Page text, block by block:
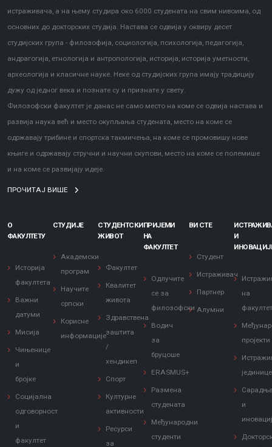
истраживача, а на њему студира око 6000 студената на свим нивоима, од
основних до докторских студија. Настава се одвија у оквиру десет
студијских група - филозофија, социологија, психологија, педагогија,
андрагогија, етнологија и антропологија, историја, историја уметности,
археологија и класичне науке. Неке од студијских група имају традицију
дужу од једног века и познате су и признате у свету.
Филозофски факултет је данас не само место на коме се одвија настава и
развија наука већ и место окупљања студената, место на коме се
одржавају трибине и спортска такмичења, на коме се промовишу нове
књиге и одржавају стручни и научни скупови, место на коме се полемише
и на коме се развијају идеје.
ПРОЧИТАЈ ВИШЕ
О
ФАКУЛТЕТУ
Историја
факултета
Важни
датуми
Мисија
Чињенице
и
бројке
Социјална
одговорност
и
факултет
СТУДИЈЕ
Академски
програм
Научите
српски
Корисне
информације
СТУДЕНТСКИ
ЖИВОТ
Факултет
Квалитет
живота
Здравствена
заштита
/
хендикеп
Спорт
Културне
активности
Ресурси
за
ПРИЈЕМИ
НА
ФАКУЛТЕТ
Одлучите
се за
филозофски
Водич
за
бруцоше
ERASMUS+
Размена
студената
Међународни
студенти
ВИ СТЕ
Студент
Истраживач
Партнер
Алумни
И
на
пројекти
јединице
и